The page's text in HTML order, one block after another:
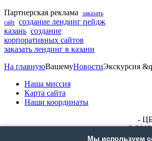
Партнерская реклама
заказать
сайт создание лендинг пейдж
казань создание
корпоративных сайтов
заказать лендинг в казани
На главнуюВашемуНовостиЭкскурсия
Наша миссия
Карта сайта
Наши координаты
-
©
Мы используем